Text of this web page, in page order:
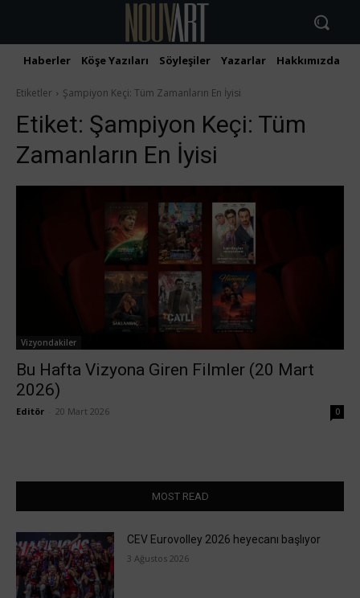
Haberler Köşe Yazıları Söyleşiler Yazarlar Hakkımızda
Etiketler Şampiyon Keçi: Tüm Zamanların En İyisi
Etiket: Şampiyon Keçi: Tüm
Zamanların En İyisi
Vizyondakiler
Bu Hafta Vizyona Giren Filmler (20 Mart
2026)
Editör 20 Mart 2026 0
MOST READ
CEV Eurovolley 2026 heyecanı başlıyor
3 Ağustos 2026